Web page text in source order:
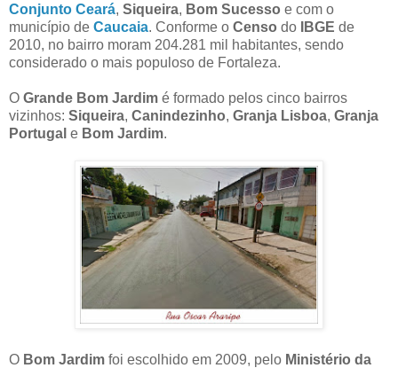
Conjunto Ceará, Siqueira, Bom Sucesso e com o
município de Caucaia. Conforme o Censo do IBGE de
2010, no bairro moram 204.281 mil habitantes, sendo
considerado o mais populoso de Fortaleza.
O Grande Bom Jardim é formado pelos cinco bairros
vizinhos: Siqueira, Canindezinho, Granja Lisboa, Granja
Portugal e Bom Jardim.
O Bom Jardim foi escolhido em 2009, pelo Ministério da